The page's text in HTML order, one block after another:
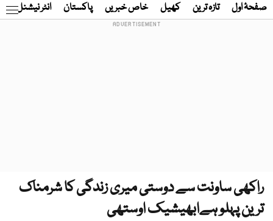
صفحۂ اول تازہ ترین کھیل خاص خبریں پاکستان انٹر نیشنل
راکھی ساونت سے دوستی میری زندگی کا شرمناک
ترین پہلو ہےابھیشیک اوستھی